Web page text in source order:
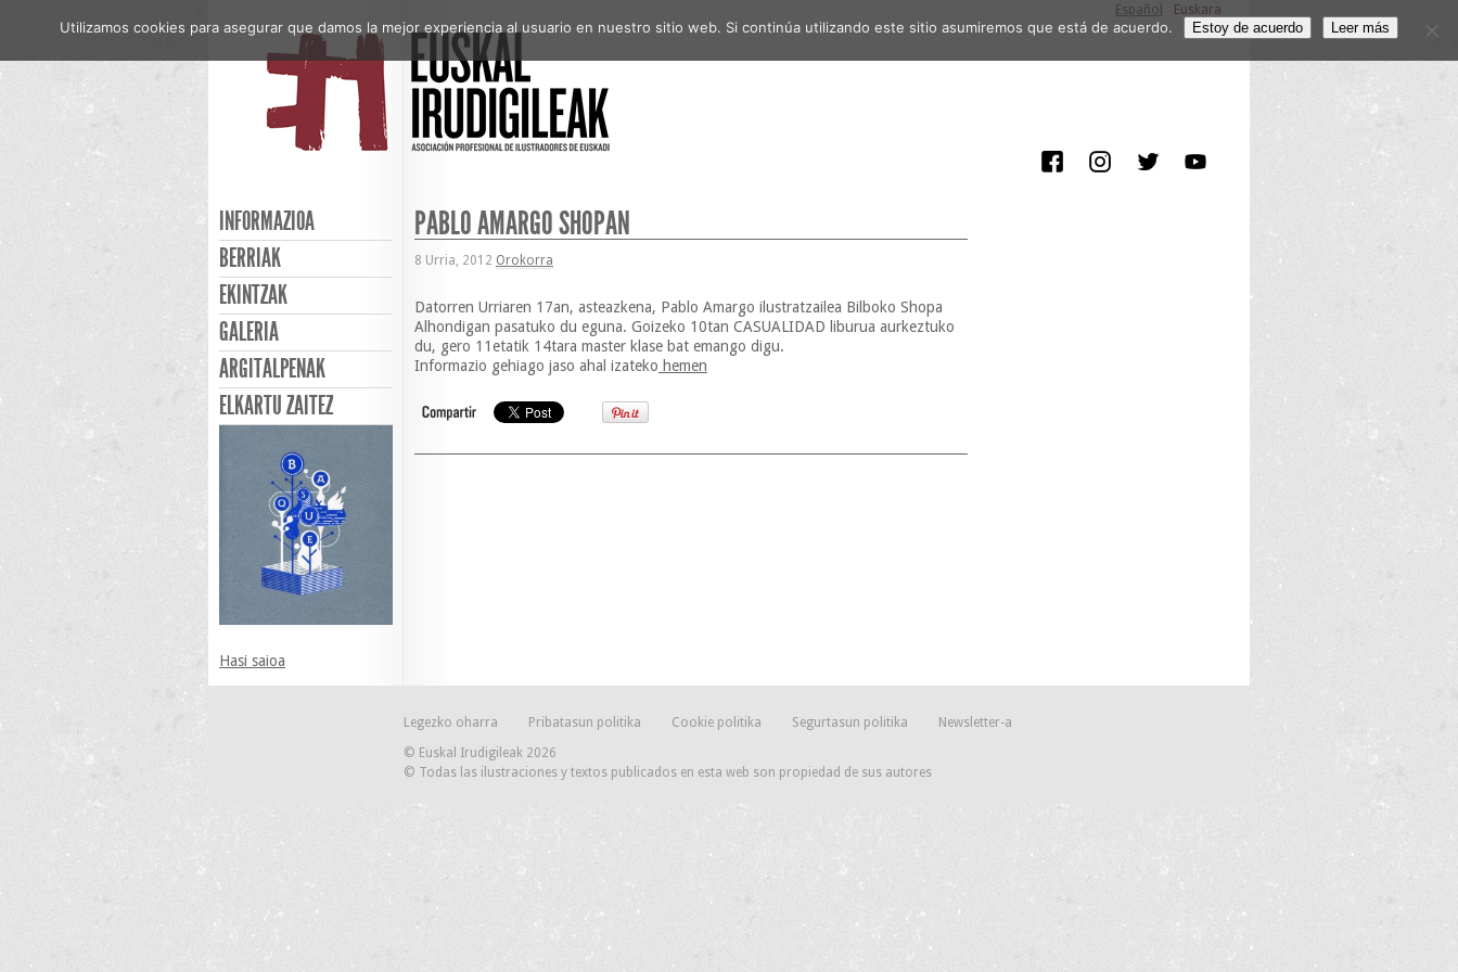
Español Euskara
INFORMAZIOA
BERRIAK
EKINTZAK
GALERIA
ARGITALPENAK
ELKARTU ZAITEZ
Hasi saioa
PABLO AMARGO SHÓPAN
8 Urria, 2012 Orokorra
Datorren Urriaren 17an, asteazkena, Pablo Amargo ilustratzailea Bilboko Shopa
Alhondigan pasatuko du eguna. Goizeko 10tan CASUALIDAD liburua aurkeztuko
du, gero 11etatik 14tara master klase bat emango digu.
Informazio gehiago jaso ahal izateko hemen
Legezko oharra Pribatasun politika Cookie politika Segurtasun politika
Newsletter-a
© Euskal Irudigileak 2026
© Todas las ilustraciones y textos publicados en esta web son propiedad de sus autores
Utilizamos cookies para asegurar que damos la mejor experiencia al usuario en nuestro sitio web. Si continúa utilizando este sitio asumiremos que está de acuerdo. Estoy de acuerdo Leer más